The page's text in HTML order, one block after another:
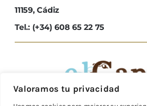
Valoramos tu privacidad
11159, Cádiz
Tel.: (+34) 608 65 22 75